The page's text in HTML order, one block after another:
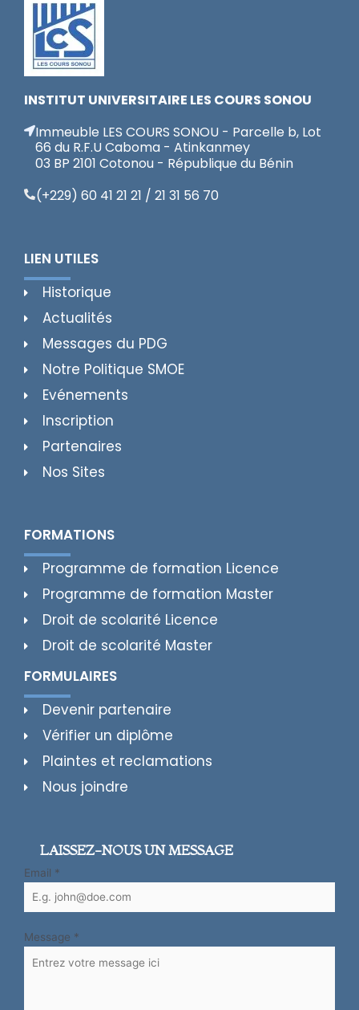
INSTITUT UNIVERSITAIRE LES COURS SONOU
Immeuble LES COURS SONOU - Parcelle b, Lot
66 du R.F.U Caboma - Atinkanmey
03 BP 2101 Cotonou - République du Bénin
(+229) 60 41 21 21 / 21 31 56 70
LIEN UTILES
Historique
Actualités
Messages du PDG
Notre Politique SMOE
Evénements
Inscription
Partenaires
Nos Sites
FORMATIONS
Programme de formation Licence
Programme de formation Master
Droit de scolarité Licence
Droit de scolarité Master
FORMULAIRES
Devenir partenaire
Vérifier un diplôme
Plaintes et reclamations
Nous joindre
LAISSEZ-NOUS UN MESSAGE
Email *
Message *